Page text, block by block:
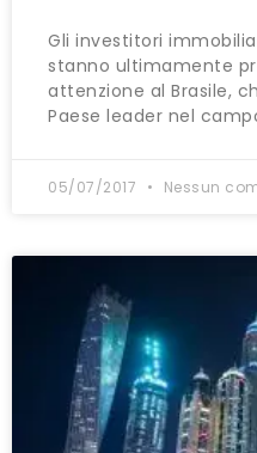
Gli investitori
stanno ultimamente
attenzione al Brasile,
Paese leader nel
05/07/2017 Nessun